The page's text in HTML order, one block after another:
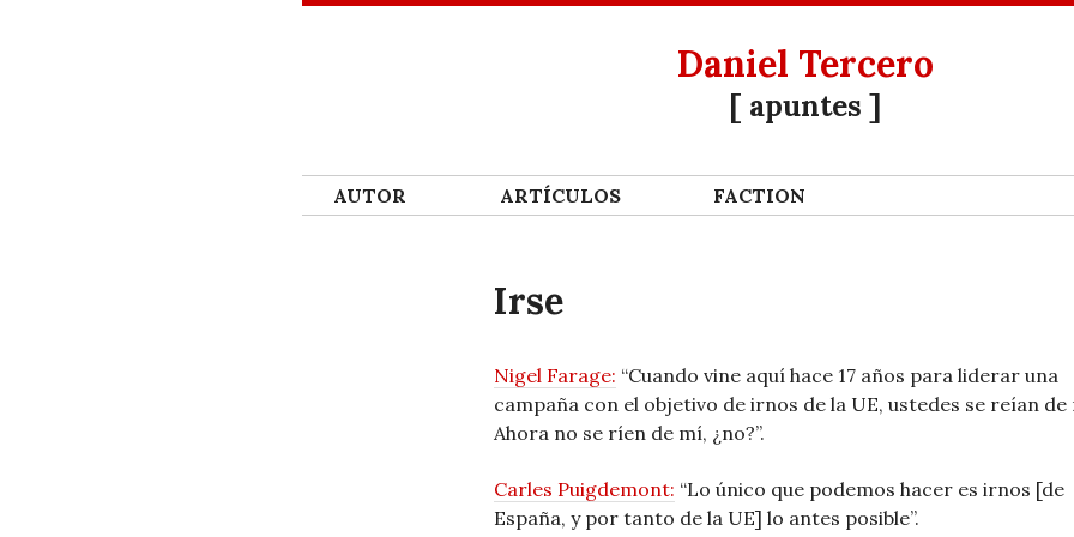
Daniel Tercero
[ apuntes ]
SKIP TO CONTENT
AUTOR ARTÍ­CULOS FACTION
Irse
Nigel Farage: “Cuando vine aquí hace 17 años para liderar una
campaña con el objetivo de irnos de la UE, ustedes se reían de
Ahora no se ríen de mí, ¿no?”.
Carles Puigdemont: “Lo único que podemos hacer es irnos [de
España, y por tanto de la UE] lo antes posible”.